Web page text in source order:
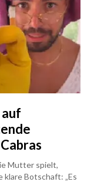
Mutter spielt,
klare Botschaft: „Es